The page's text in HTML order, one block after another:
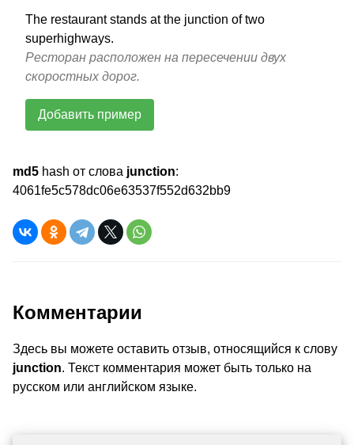
The restaurant stands at the junction of two
superhighways.
Ресторан расположен на пересечении двух
скоростных дорог.
Добавить пример
md5 hash от слова junction:
4061fe5c578dc06e63537f552d632bb9
Комментарии
Здесь вы можете оставить отзыв, относящийся к слову
junction. Текст комментария может быть только на
русском или английском языке.